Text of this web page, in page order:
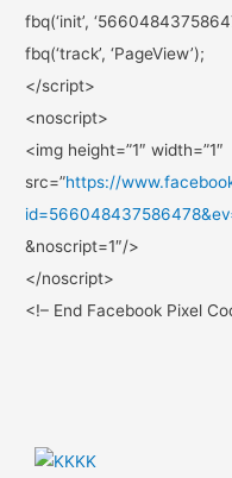
fbq(‘init’,
fbq(‘track’, ‘PageView’);
</script>
<noscript>
<img height=”1″ width=”1″
src=”https://
&noscript=1″/>
</noscript>
<!– End Facebook Pixel